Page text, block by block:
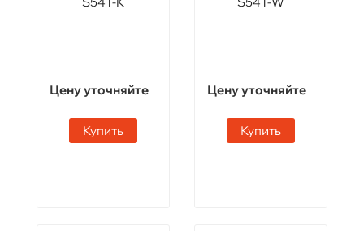
Цену уточняйте
Купить
Цену уточняйте
Купить